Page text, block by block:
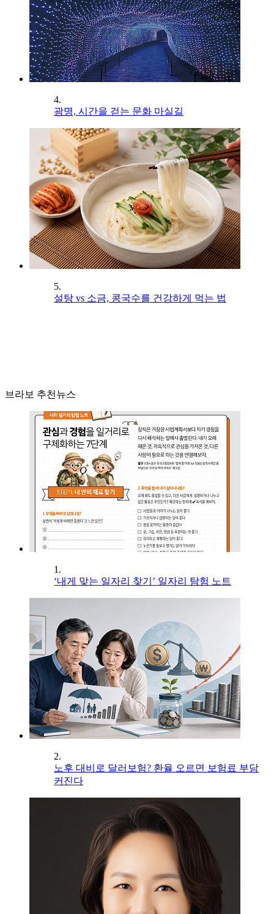
4.
광명, 시간을 걷는 문화 마실길
5.
설탕 vs 소금, 콩국수를 건강하게 먹는 법
브라보 추천뉴스
1.
‘내게 맞는 일자리 찾기’ 일자리 탐험 노트
2.
노후 대비로 달러보험? 환율 오르면 보험료 부담
커진다